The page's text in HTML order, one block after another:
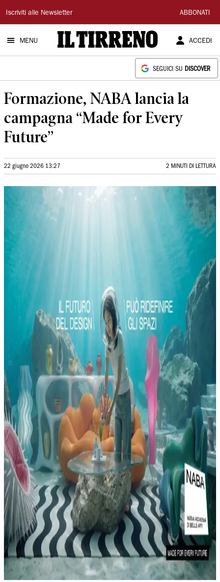
Il
Tirreno
Iscriviti alle Newsletter ABBONATI
MENU ACCEDI
SEGUICI SU DISCOVER
Formazione, NABA lancia la
campagna “Made for Every
Future”
22 giugno 2026 13:27 2 MINUTI DI LETTURA